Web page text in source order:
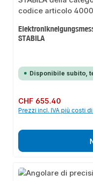
STABILA
Disponibile subito,
Prezzo normale:
CHF 655.40
Prezzi incl. IVA più costi